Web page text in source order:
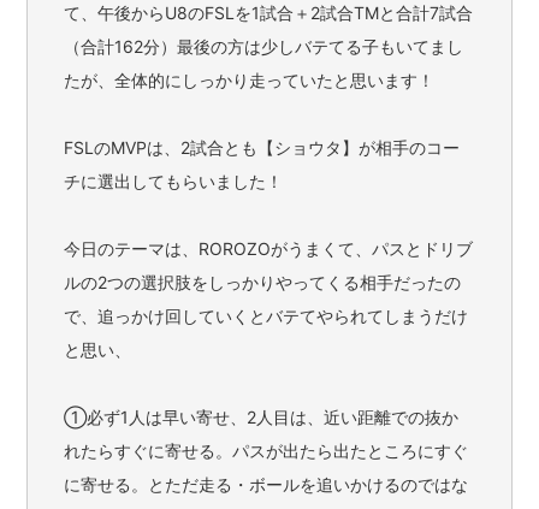
て、午後からU8のFSLを1試合＋2試合TMと合計7試合
（合計162分）最後の方は少しバテてる子もいてまし
たが、全体的にしっかり走っていたと思います！
FSLのMVPは、2試合とも【ショウタ】が相手のコー
チに選出してもらいました！
今日のテーマは、ROROZOがうまくて、パスとドリブ
ルの2つの選択肢をしっかりやってくる相手だったの
で、追っかけ回していくとバテてやられてしまうだけ
と思い、
①必ず1人は早い寄せ、2人目は、近い距離での抜か
れたらすぐに寄せる。パスが出たら出たところにすぐ
に寄せる。とただ走る・ボールを追いかけるのではな